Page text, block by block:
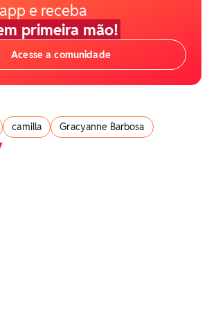
e receba
primeira mão!
Acesse a comunidade
camilla Gracyanne Barbosa